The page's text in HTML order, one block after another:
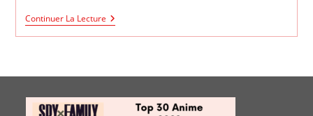
Continuer La LectureBanished
From
The
I
To